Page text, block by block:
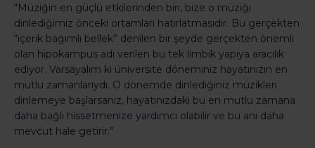
“Müziğin en güçlü etkilerinden biri, bize o müziği
dinlediğimiz önceki ortamları hatırlatmasıdır. Bu gerçekten
“içerik bağımlı bellek” denilen bir şeyde gerçekten önemli
olan hipokampus adı verilen bu tek limbik yapıya aracılık
ediyor. Varsayalım ki üniversite döneminiz hayatınızın en
mutlu zamanlarıydı. O dönemde dinlediğiniz müzikleri
dinlemeye başlarsanız, hayatınızdaki bu en mutlu zamana
daha bağlı hissetmenize yardımcı olabilir ve bu anı daha
mevcut hale getirir.”